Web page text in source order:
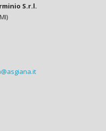
S.r.l.